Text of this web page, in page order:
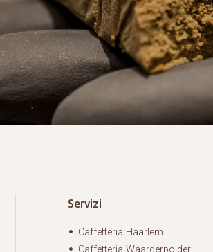
Servizi
Caffetteria Haarlem